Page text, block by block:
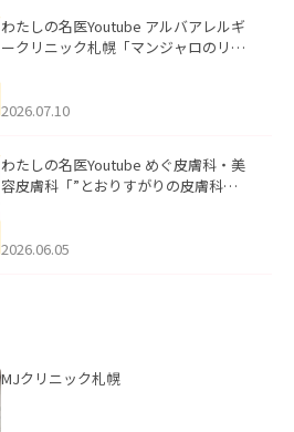
わたしの名医Youtube アルバアレルギ
ークリニック札幌「マンジャロのリア
た。
2026.07.10
わたしの名医Youtube めぐ皮膚科・美
容皮膚科「”とおりすがりの皮膚科
2026.06.05
MJクリニック札幌